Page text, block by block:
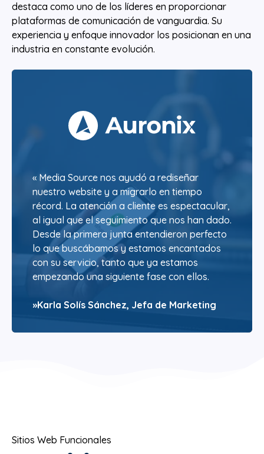
destaca como uno de los líderes en proporcionar
plataformas de comunicación de vanguardia. Su
experiencia y enfoque innovador los posicionan en una
industria en constante evolución.
« Media Source nos ayudó a rediseñar
nuestro website y a migrarlo en tiempo
récord. La atención a cliente es espectacular,
al igual que el seguimiento que nos han dado.
Desde la primera junta entendieron perfecto
lo que buscábamos y estamos encantados
con su servicio, tanto que ya estamos
empezando una siguiente fase con ellos.
»Karla Solís Sánchez, Jefa de Marketing
Sitios Web Funcionales